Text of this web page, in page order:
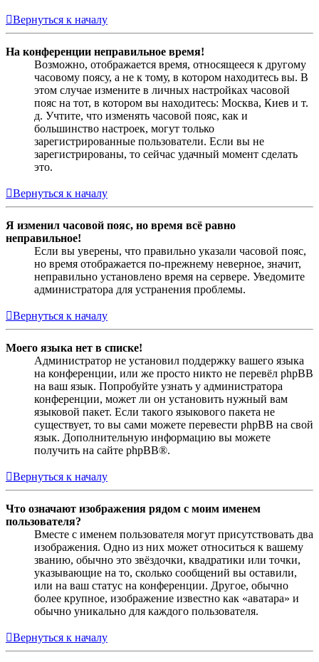
Вернуться к началу
На конференции неправильное время!
Возможно, отображается время, относящееся к другому
часовому поясу, а не к тому, в котором находитесь вы. В
этом случае измените в личных настройках часовой
пояс на тот, в котором вы находитесь: Москва, Киев и т.
д. Учтите, что изменять часовой пояс, как и
большинство настроек, могут только
зарегистрированные пользователи. Если вы не
зарегистрированы, то сейчас удачный момент сделать
это.
Вернуться к началу
Я изменил часовой пояс, но время всё равно
неправильное!
Если вы уверены, что правильно указали часовой пояс,
но время отображается по-прежнему неверное, значит,
неправильно установлено время на сервере. Уведомите
администратора для устранения проблемы.
Вернуться к началу
Моего языка нет в списке!
Администратор не установил поддержку вашего языка
на конференции, или же просто никто не перевёл phpBB
на ваш язык. Попробуйте узнать у администратора
конференции, может ли он установить нужный вам
языковой пакет. Если такого языкового пакета не
существует, то вы сами можете перевести phpBB на свой
язык. Дополнительную информацию вы можете
получить на сайте phpBB®.
Вернуться к началу
Что означают изображения рядом с моим именем
пользователя?
Вместе с именем пользователя могут присутствовать два
изображения. Одно из них может относиться к вашему
званию, обычно это звёздочки, квадратики или точки,
указывающие на то, сколько сообщений вы оставили,
или на ваш статус на конференции. Другое, обычно
более крупное, изображение известно как «аватара» и
обычно уникально для каждого пользователя.
Вернуться к началу